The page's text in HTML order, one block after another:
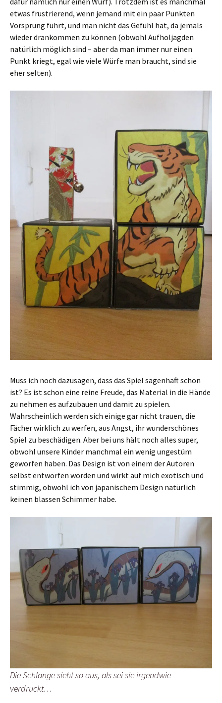
etwas frustrierend, wenn jemand mit ein paar Punkten
Vorsprung führt, und man nicht das Gefühl hat, da jemals
wieder drankommen zu können (obwohl Aufholjagden
natürlich möglich sind – aber da man immer nur einen
Punkt kriegt, egal wie viele Würfe man braucht, sind sie
eher selten).
Muss ich noch dazusagen, dass das Spiel sagenhaft schön
ist? Es ist schon eine reine Freude, das Material in die Hände
zu nehmen es aufzubauen und damit zu spielen.
Wahrscheinlich werden sich einige gar nicht trauen, die
Fächer wirklich zu werfen, aus Angst, ihr wunderschönes
Spiel zu beschädigen. Aber bei uns hält noch alles super,
obwohl unsere Kinder manchmal ein wenig ungestüm
geworfen haben. Das Design ist von einem der Autoren
selbst entworfen worden und wirkt auf mich exotisch und
stimmig, obwohl ich von japanischem Design natürlich
keinen blassen Schimmer habe.
Die Schlange sieht so aus, als sei sie irgendwie
verdruckt…